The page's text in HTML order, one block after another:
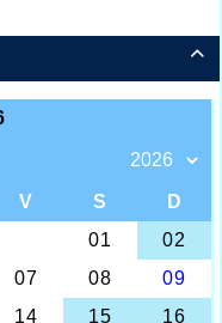

des Foulées
ce dimanche
49
, car en
devait être
la date, et en
l’organisation,
doute un très
de constater
dans les